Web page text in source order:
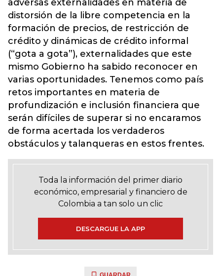
adversas externalidades en materia de
distorsión de la libre competencia en la
formación de precios, de restricción de
crédito y dinámicas de crédito informal
(“gota a gota”), externalidades que este
mismo Gobierno ha sabido reconocer en
varias oportunidades. Tenemos como país
retos importantes en materia de
profundización e inclusión financiera que
serán difíciles de superar si no encaramos
de forma acertada los verdaderos
obstáculos y talanqueras en estos frentes.
Toda la información del primer diario
económico, empresarial y financiero de
Colombia a tan solo un clic
DESCARGUE LA APP